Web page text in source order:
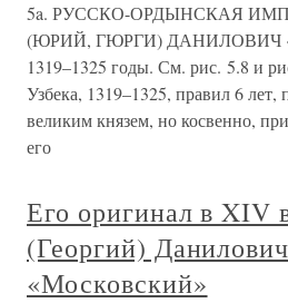
5a. РУССКО-ОРДЫНСКАЯ
(ЮРИЙ, ГЮРГИ) ДАНИЛОВИЧ
1319–1325 годы. См. рис. 5.8 и
Узбека, 1319–1325, правил 6
великим князем, но косвенно,
его
Его оригинал в
(Георгий) Данилович
«Московский»